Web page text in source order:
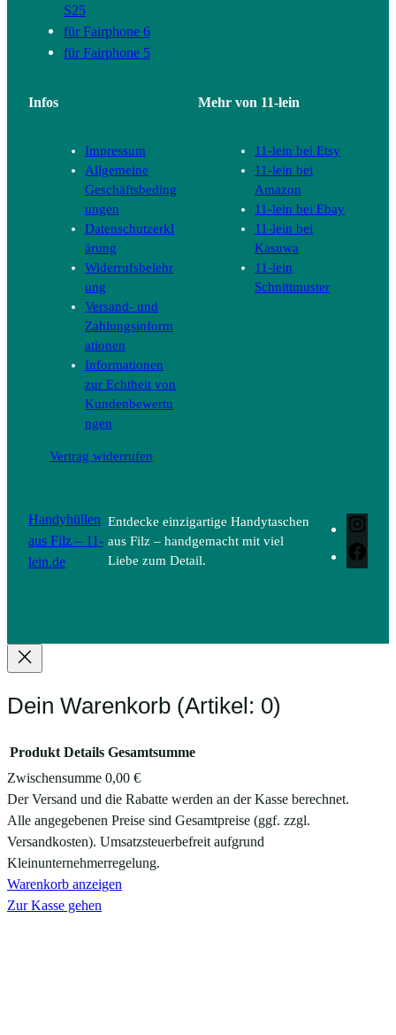
S25
für Fairphone 6
für Fairphone 5
Infos
Impressum
Allgemeine
Geschäftsbeding
ungen
Datenschutzerkl
ärung
Widerrufsbelehr
ung
Versand- und
Zahlungsinform
ationen
Informationen
zur Echtheit von
Kundenbewertu
ngen
Vertrag widerrufen
Mehr von 11-lein
11-lein bei Etsy
11-lein bei
Amazon
11-lein bei Ebay
11-lein bei
Kasuwa
11-lein
Schnittmuster
Handyhüllen
aus Filz – 11-
lein.de
Entdecke einzigartige Handytaschen
aus Filz – handgemacht mit viel
Liebe zum Detail.
Dein Warenkorb (Artikel: 0)
Produkte
im
Warenkorb
Produkt Details Gesamtsumme
Zwischensumme 0,00 €
Der Versand und die Rabatte werden an der Kasse berechnet.
Alle angegebenen Preise sind Gesamtpreise (ggf. zzgl.
Versandkosten). Umsatzsteuerbefreit aufgrund
Kleinunternehmerregelung.
Warenkorb anzeigen
Zur Kasse gehen